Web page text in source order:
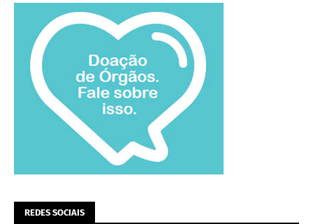
REDES SOCIAIS